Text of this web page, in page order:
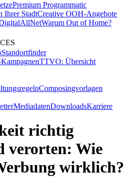
Premium Programmatic
Ihrer StadtCreative OOH-Angebote
Warum Out of Home?
Standortfinder
TTVO: Übersicht
Composingvorlagen
MediadatenDownloadsKarriere
richtig
verorten: Wie
wirklich?